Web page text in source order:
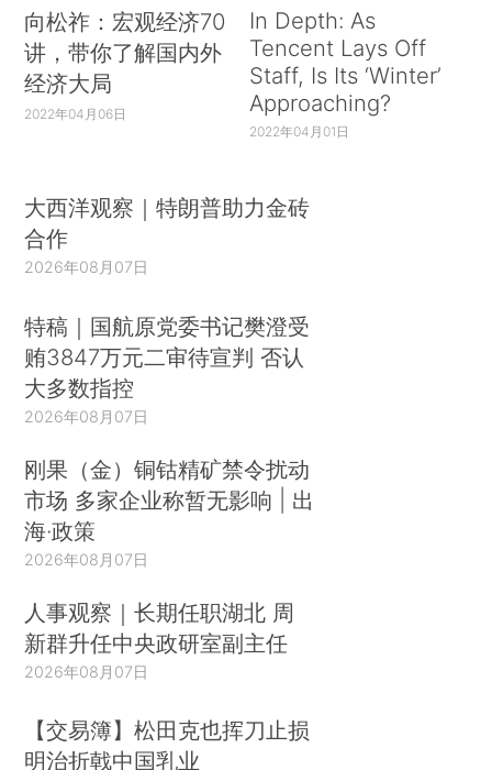
向松祚：宏观经济70
讲，带你了解国内外
经济大局
2022年04月06日
In Depth: As
Tencent Lays Off
Staff, Is Its ‘Winter’
Approaching?
2022年04月01日
大西洋观察｜特朗普助力金砖
合作
2026年08月07日
特稿｜国航原党委书记樊澄受
贿3847万元二审待宣判 否认
大多数指控
2026年08月07日
刚果（金）铜钴精矿禁令扰动
市场 多家企业称暂无影响 | 出
海·政策
2026年08月07日
人事观察｜长期任职湖北 周
新群升任中央政研室副主任
2026年08月07日
【交易簿】松田克也挥刀止损
明治折戟中国乳业